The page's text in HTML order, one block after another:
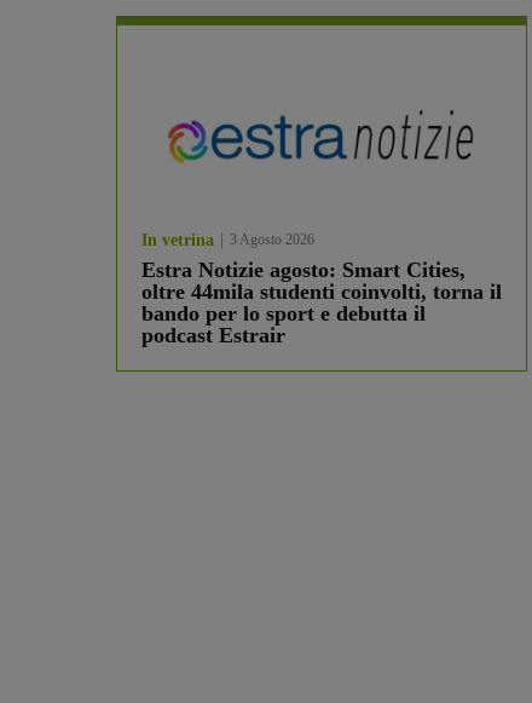
In vetrina 3 Agosto 2026
Estra Notizie agosto: Smart Cities,
oltre 44mila studenti coinvolti, torna il
bando per lo sport e debutta il
podcast Estrair